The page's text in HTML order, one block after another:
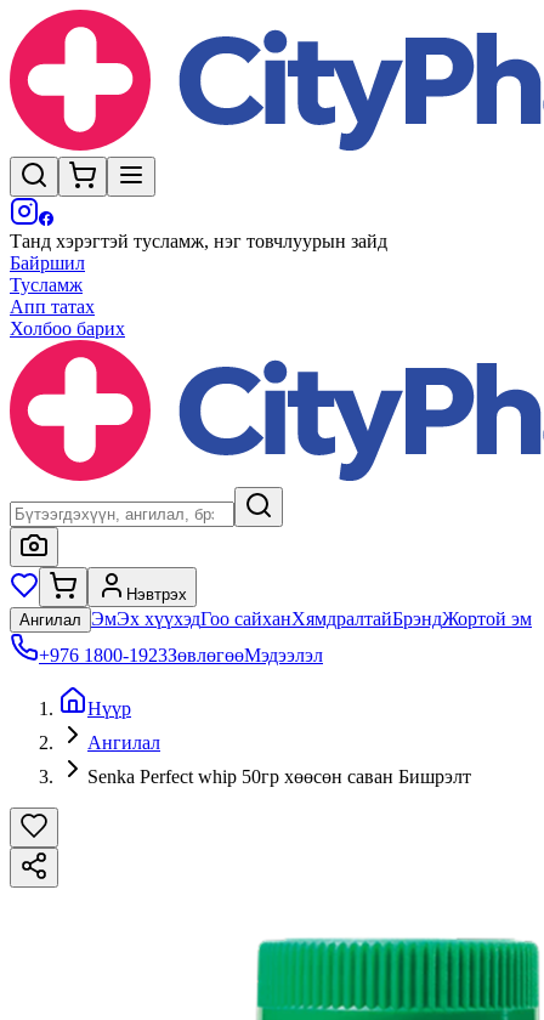
Танд хэрэгтэй тусламж, нэг товчлуурын зайд
Байршил
Тусламж
Апп татах
Холбоо барих
Нэвтрэх
Ангилал ЭмЭх хүүхэдГоо сайханХямдралтайБрэндЖортой эм
+976 1800-1923ЗөвлөгөөМэдээлэл
Нүүр
Ангилал
Senka Perfect whip 50гр хөөсөн саван Бишрэлт